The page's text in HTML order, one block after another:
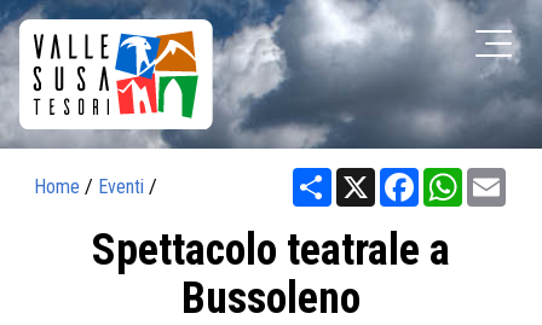
Home / Eventi / Share X Facebook
Spettacolo teatrale a
Bussoleno